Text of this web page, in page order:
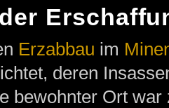
Erzabbau im
deren
bewohnter Ort